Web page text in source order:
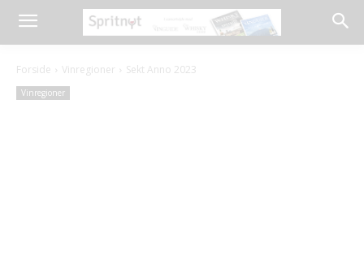
Forside Vinregioner Sekt Anno 2023
Vinregioner